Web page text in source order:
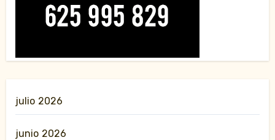
julio 2026
junio 2026